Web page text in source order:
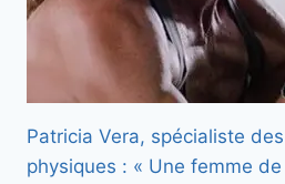
Patricia Vera, spécialiste
physiques : « Une femme